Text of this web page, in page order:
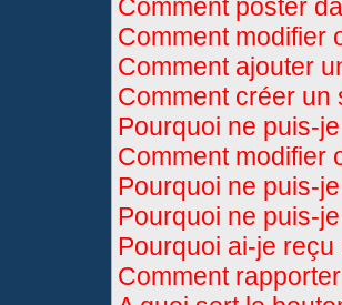
Comment poster
Comment modifier
Comment ajouter
Comment créer un
Pourquoi ne puis-
Comment modifier
Pourquoi ne puis-
Pourquoi ne puis-
Pourquoi ai-je
Comment